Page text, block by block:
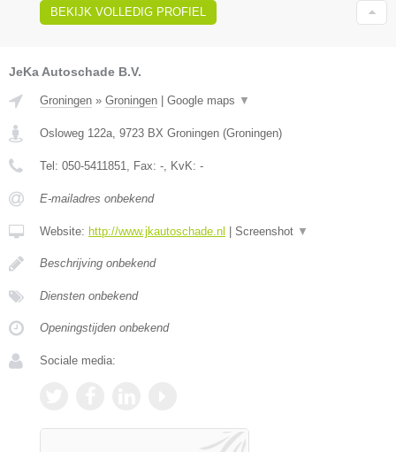
BEKIJK VOLLEDIG PROFIEL
JeKa Autoschade B.V.
Groningen » Groningen Google maps ▼
Osloweg 122a, 9723 BX Groningen (Groningen)
Tel: 050-5411851, Fax: -, KvK: -
E-mailadres onbekend
Website: http://www.jkautoschade.nl Screenshot ▼
Beschrijving onbekend
Diensten onbekend
Openingstijden onbekend
Sociale media: